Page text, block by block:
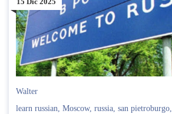
Walter
learn russian, Moscow, russia, san pietroburgo,